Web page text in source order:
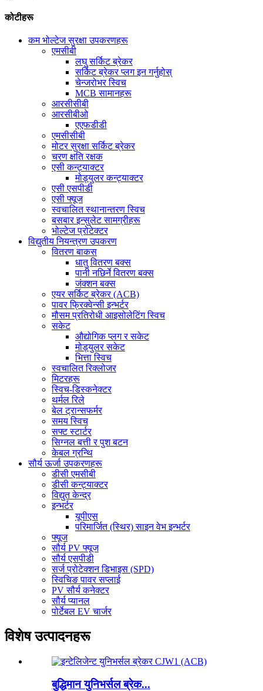
कोटीहरू
कम भोल्टेज सुरक्षा उपकरणहरू
एमसीबी
लघु सर्किट ब्रेकर
सर्किट ब्रेकर प्लग इन गर्नुहोस्
चेन्जरोभर स्विच
MCB सामानहरू
आरसीसीबी
आरसीबीओ
एएफडीडी
एमसीसीबी
मोटर सुरक्षा सर्किट ब्रेकर
चरण क्षति रक्षक
एसी कन्ट्याक्टर
मोड्युलर कन्ट्याक्टर
एसी एसपीडी
एसी फ्यूज
स्वचालित स्थानान्तरण स्विच
बसबार इन्सुलेट सामग्रीहरू
भोल्टेज प्रोटेक्टर
विद्युतीय नियन्त्रण उपकरण
वितरण बाकस
धातु वितरण बक्स
पानी नछिर्ने वितरण बक्स
जंक्शन बक्स
एयर सर्किट ब्रेकर (ACB)
पावर फ्रिक्वेन्सी इन्भर्टर
मौसम प्रतिरोधी आइसोलेटिंग स्विच
सकेट
औद्योगिक प्लग र सकेट
मोड्युलर सकेट
भित्ता स्विच
स्वचालित रिक्लोजर
मिटरहरू
स्विच-डिस्कनेक्टर
थर्मल रिले
बेल ट्रान्सफर्मर
समय स्विच
सफ्ट स्टार्टर
सिग्नल बत्ती र पुश बटन
केबल ग्रन्थि
सौर्य ऊर्जा उपकरणहरू
डीसी एमसीबी
डीसी कन्ट्याक्टर
विद्युत केन्द्र
इन्भर्टर
यूपीएस
परिमार्जित (स्थिर) साइन वेभ इन्भर्टर
फ्यूज
सौर्य PV फ्यूज
सौर्य एसपीडी
सर्ज प्रोटेक्शन डिभाइस (SPD)
स्विचिङ पावर सप्लाई
PV सौर्य कनेक्टर
सौर्य प्यानल
पोर्टेबल EV चार्जर
विशेष उत्पादनहरू
बुद्धिमान युनिभर्सल ब्रेक...